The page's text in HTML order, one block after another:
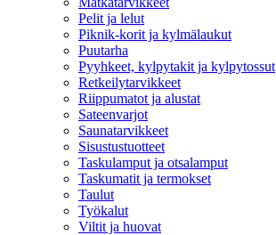
Pelit ja lelut
Piknik-korit ja kylmälaukut
Puutarha
Pyyhkeet, kylpytakit ja kylpytossut
Retkeilytarvikkeet
Riippumatot ja alustat
Sateenvarjot
Saunatarvikkeet
Sisustustuotteet
Taskulamput ja otsalamput
Taskumatit ja termokset
Taulut
Työkalut
Viltit ja huovat